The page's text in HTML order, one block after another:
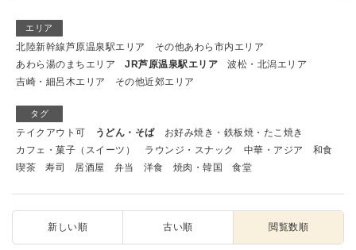
エリア
北陸新幹線芦原温泉駅エリア
その他あわら市内エリア
あわら湯のまちエリア
JR芦原温泉駅エリア
波松・北潟エリア
吉崎・細呂木エリア
その他近郊エリア
タグ
テイクアウト可 うどん・そば
お好み焼き・鉄板焼・たこ焼き
カフェ・菓子（スイーツ）
ラウンジ・スナック 中華・アジア
和食
喫茶
寿司 居酒屋 弁当 洋食 焼肉・韓国 食堂
新しい順 古い順 閲覧数順